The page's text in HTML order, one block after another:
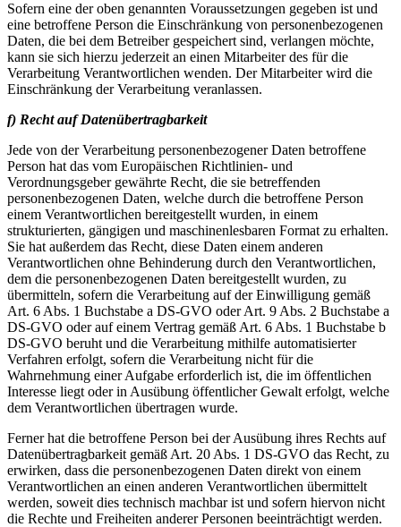
Sofern eine der oben genannten Voraussetzungen gegeben ist und
eine betroffene Person die Einschränkung von personenbezogenen
Daten, die bei dem Betreiber gespeichert sind, verlangen möchte,
kann sie sich hierzu jederzeit an einen Mitarbeiter des für die
Verarbeitung Verantwortlichen wenden. Der Mitarbeiter wird die
Einschränkung der Verarbeitung veranlassen.
f) Recht auf Datenübertragbarkeit
Jede von der Verarbeitung personenbezogener Daten betroffene
Person hat das vom Europäischen Richtlinien- und
Verordnungsgeber gewährte Recht, die sie betreffenden
personenbezogenen Daten, welche durch die betroffene Person
einem Verantwortlichen bereitgestellt wurden, in einem
strukturierten, gängigen und maschinenlesbaren Format zu erhalten.
Sie hat außerdem das Recht, diese Daten einem anderen
Verantwortlichen ohne Behinderung durch den Verantwortlichen,
dem die personenbezogenen Daten bereitgestellt wurden, zu
übermitteln, sofern die Verarbeitung auf der Einwilligung gemäß
Art. 6 Abs. 1 Buchstabe a DS-GVO oder Art. 9 Abs. 2 Buchstabe a
DS-GVO oder auf einem Vertrag gemäß Art. 6 Abs. 1 Buchstabe b
DS-GVO beruht und die Verarbeitung mithilfe automatisierter
Verfahren erfolgt, sofern die Verarbeitung nicht für die
Wahrnehmung einer Aufgabe erforderlich ist, die im öffentlichen
Interesse liegt oder in Ausübung öffentlicher Gewalt erfolgt, welche
dem Verantwortlichen übertragen wurde.
Ferner hat die betroffene Person bei der Ausübung ihres Rechts auf
Datenübertragbarkeit gemäß Art. 20 Abs. 1 DS-GVO das Recht, zu
erwirken, dass die personenbezogenen Daten direkt von einem
Verantwortlichen an einen anderen Verantwortlichen übermittelt
werden, soweit dies technisch machbar ist und sofern hiervon nicht
die Rechte und Freiheiten anderer Personen beeinträchtigt werden.